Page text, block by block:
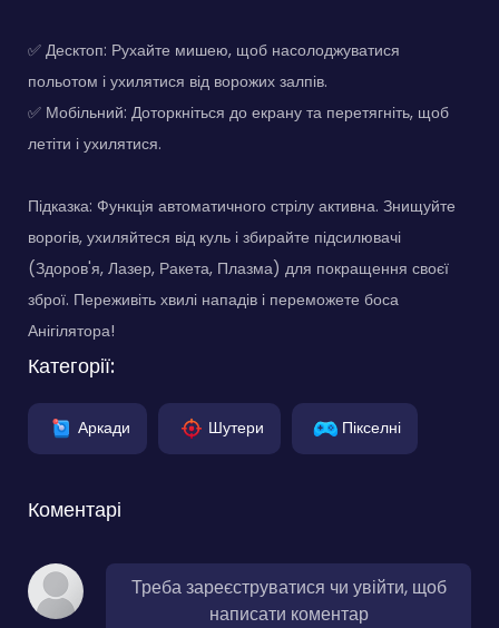
✅ Десктоп: Рухайте мишею, щоб насолоджуватися
польотом і ухилятися від ворожих залпів.
✅ Мобільний: Доторкніться до екрану та перетягніть, щоб
летіти і ухилятися.
Підказка: Функція автоматичного стрілу активна. Знищуйте
ворогів, ухиляйтеся від куль і збирайте підсилювачі
(Здоров'я, Лазер, Ракета, Плазма) для покращення своєї
зброї. Переживіть хвилі нападів і переможете боса
Анігілятора!
Категорії:
Аркади Шутери Пікселні
Коментарі
Треба зареєструватися чи увійти, щоб
написати коментар